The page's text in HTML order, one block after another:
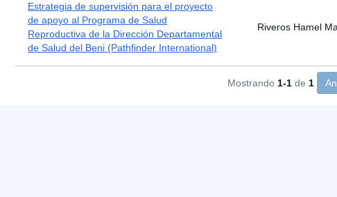
Estrategia de supervisión para el proyecto
de apoyo al Programa de Salud
Reproductiva de la Dirección Departamental
de Salud del Beni (Pathfinder International)
Riveros Hamel
Mostrando 1-1 de 1